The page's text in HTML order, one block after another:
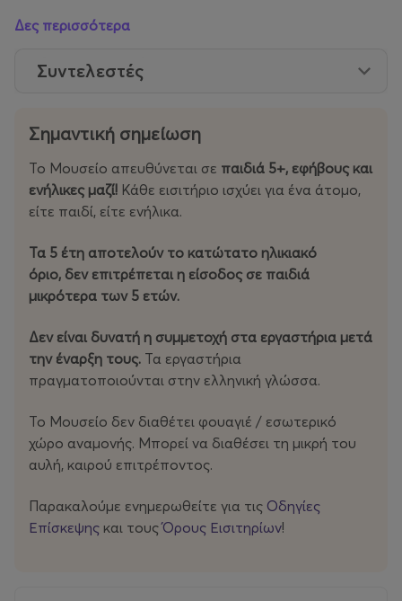
ΟΔΗΓΙΕΣ ΕΠΙΣΚΕΨΗΣ
Δες περισσότερα
Συντελεστές
Σημαντική σημείωση
Το Μουσείο απευθύνεται σε παιδιά 5+, εφήβους και
ενήλικες μαζί! Κάθε εισιτήριο ισχύει για ένα άτομο,
είτε παιδί, είτε ενήλικα.
Τα 5 έτη αποτελούν το κατώτατο ηλικιακό
όριο, δεν επιτρέπεται η είσοδος σε παιδιά
μικρότερα των 5 ετών.
Δεν είναι δυνατή η συμμετοχή στα εργαστήρια μετά
την έναρξη τους. Τα εργαστήρια
πραγματοποιούνται στην ελληνική γλώσσα.
Το Μουσείο δεν διαθέτει φουαγιέ / εσωτερικό
χώρο αναμονής. Μπορεί να διαθέσει τη μικρή του
αυλή, καιρού επιτρέποντος.
Παρακαλούμε ενημερωθείτε για τις Οδηγίες
Επίσκεψης και τουςΌρους Εισιτηρίων!